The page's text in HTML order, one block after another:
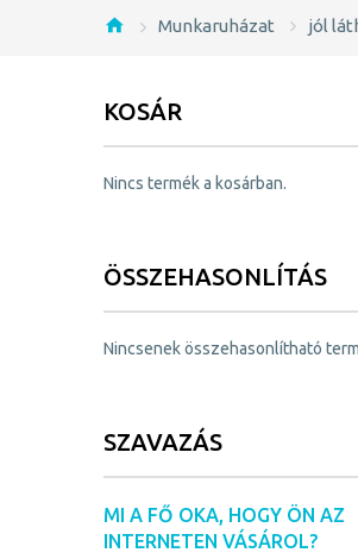
Munkaruházat jól
KOSÁR
Nincs termék a kosárban.
ÖSSZEHASONLÍTÁS
Nincsenek összehasonlítható
SZAVAZÁS
MI A FŐ OKA, HOGY ÖN AZ
INTERNETEN VÁSÁROL?